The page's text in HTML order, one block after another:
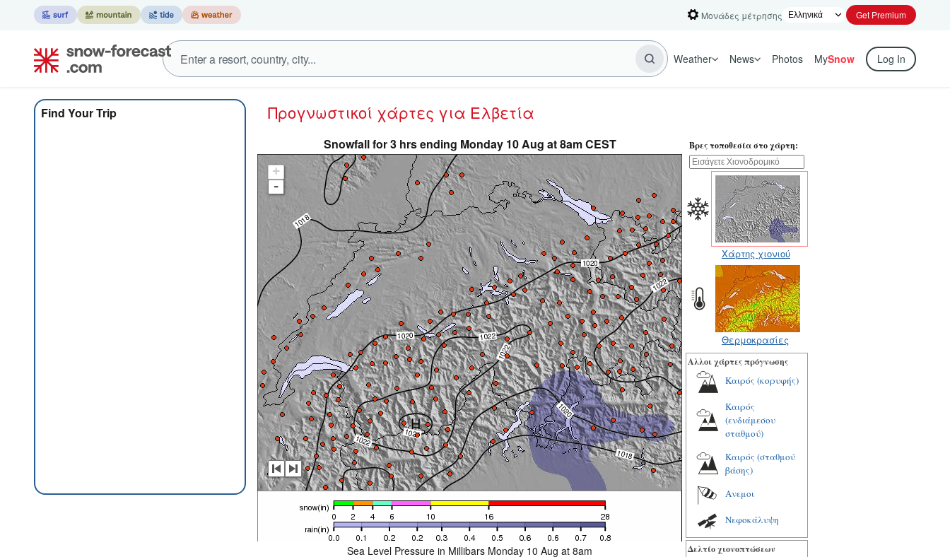
Μονάδες μέτρησης Get Premium
Weather News Photos MySnow Log In
Find Your Trip Προγνωστικοί χάρτες για Ελβετία
Snowfall for 3 hrs ending Monday 10 Aug at 8am CEST
+
-
Sea Level Pressure in Millibars Monday 10 Aug at 8am
Βρες τοποθεσία στο χάρτη:
Χάρτης χιονιού
Θερμοκρασίες
Αλλοι χάρτες πρόγνωσης
Καιρός (κορυφής)
Καιρός
(ενδιάμεσου
σταθμού)
Καιρός (σταθμού
βάσης)
Ανεμοι
Νεφοκάλυψη
Δελτίο χιονοπτώσεων